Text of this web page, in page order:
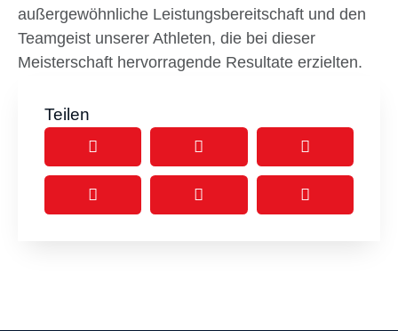
außergewöhnliche Leistungsbereitschaft und den
Teamgeist unserer Athleten, die bei dieser
Meisterschaft hervorragende Resultate erzielten.
Teilen